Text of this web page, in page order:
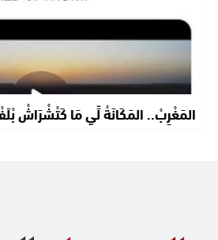
المَغْرِبْ.. المَكَانَةْ لِّي مَا كَتْشْرَاشْ